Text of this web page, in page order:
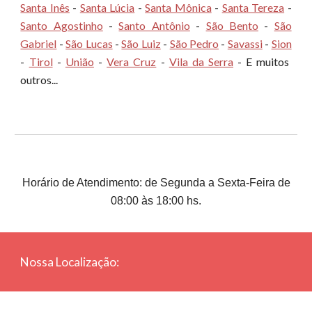
Santa Inês - Santa Lúcia -Santa Mônica- Santa Tereza -
Santo Agostinho -Santo Antônio - São Bento - São
Gabriel -São Lucas -São Luiz- São Pedro - Savassi- Sion
- Tirol- União -Vera Cruz - Vila da Serra- E muitos
outros...
Horário de Atendimento: de Segunda a Sexta-Feira de
08:00 às 18:00 hs.
Nossa Localização: